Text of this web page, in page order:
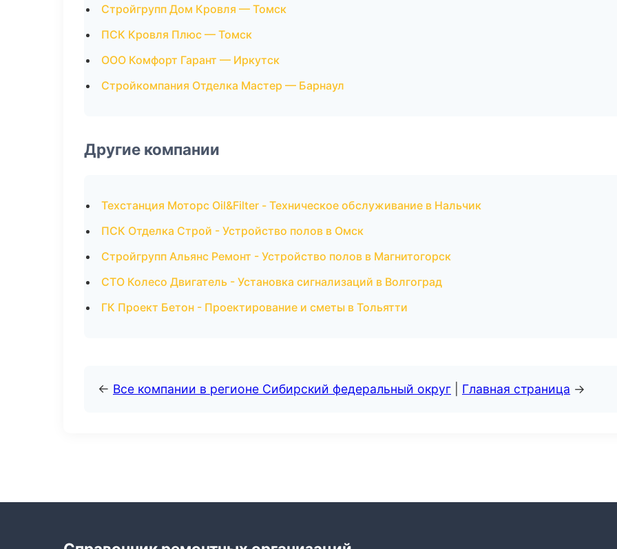
Стройгрупп Дом Кровля — Томск
ПСК Кровля Плюс — Томск
ООО Комфорт Гарант — Иркутск
Стройкомпания Отделка Мастер — Барнаул
Другие компании
Техстанция Моторс Oil&Filter - Техническое обслуживание в Нальчик
ПСК Отделка Строй - Устройство полов в Омск
Стройгрупп Альянс Ремонт - Устройство полов в Магнитогорск
СТО Колесо Двигатель - Установка сигнализаций в Волгоград
ГК Проект Бетон - Проектирование и сметы в Тольятти
← Все компании в регионе Сибирский федеральный округ Главная страница →